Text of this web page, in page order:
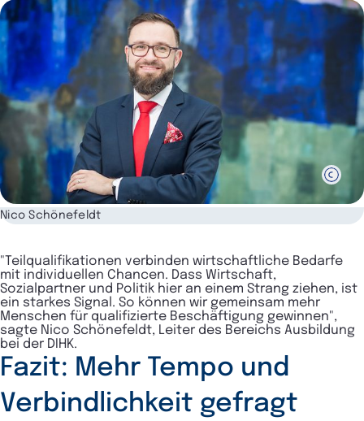
Nico Schönefeldt
"Teilqualifikationen verbinden wirtschaftliche Bedarfe
mit individuellen Chancen. Dass Wirtschaft,
Sozialpartner und Politik hier an einem Strang ziehen, ist
ein starkes Signal. So können wir gemeinsam mehr
Menschen für qualifizierte Beschäftigung gewinnen",
sagte Nico Schönefeldt, Leiter des Bereichs Ausbildung
bei der DIHK.
Fazit: Mehr Tempo und
Verbindlichkeit gefragt